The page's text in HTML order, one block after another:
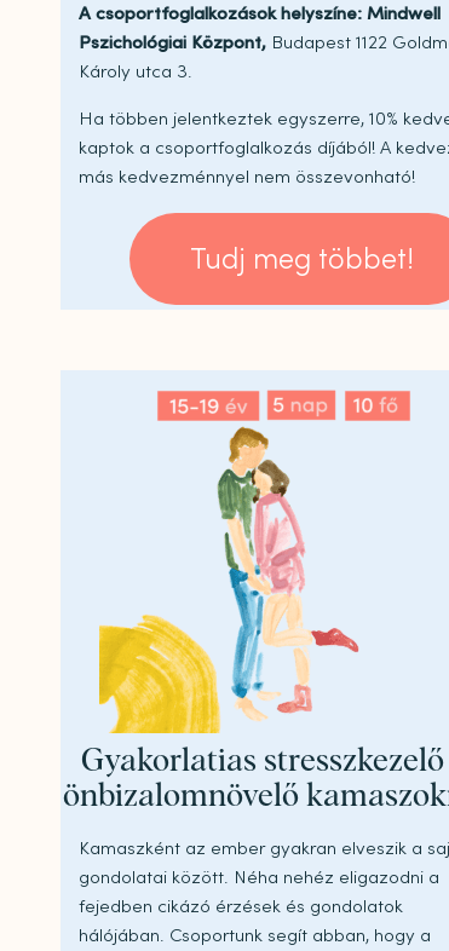
A csoportfoglalkozások helyszíne: Mindwell
Pszichológiai Központ, Budapest 1122
Károly utca 3.
Ha többen jelentkeztek egyszerre, 10%
kaptok a csoportfoglalkozás díjából! A
más kedvezménnyel nem összevonható!
Tudj meg többet!
Gyakorlatias stresszkezelő
önbizalomnövelő
Kamaszként az ember gyakran elveszik a
gondolatai között. Néha nehéz eligazodni a
fejedben cikázó érzések és gondolatok
hálójában. Csoportunk segít abban, hogy a